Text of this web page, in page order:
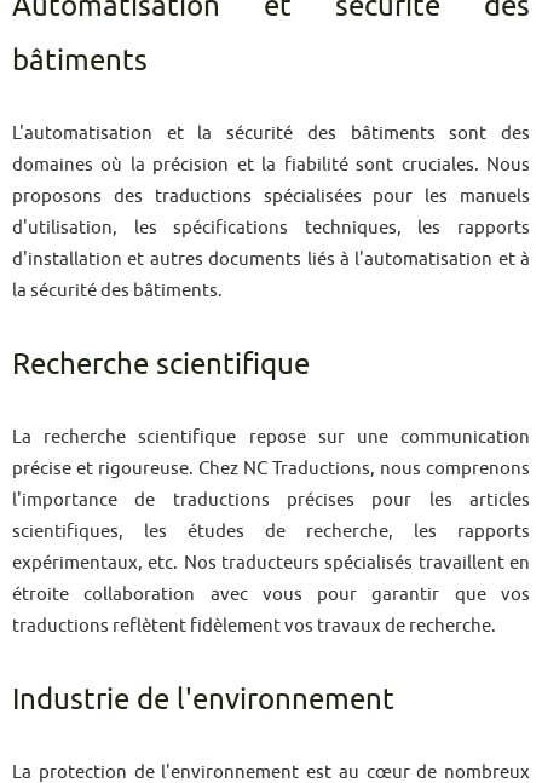
bâtiments
L'automatisation et la sécurité des bâtiments sont des
domaines où la précision et la fiabilité sont cruciales. Nous
proposons des traductions spécialisées pour les manuels
d'utilisation, les spécifications techniques, les rapports
d'installation et autres documents liés à l'automatisation et à
la sécurité des bâtiments.
Recherche scientifique
La recherche scientifique repose sur une communication
précise et rigoureuse. Chez NC Traductions, nous comprenons
l'importance de traductions précises pour les articles
scientifiques, les études de recherche, les rapports
expérimentaux, etc. Nos traducteurs spécialisés travaillent en
étroite collaboration avec vous pour garantir que vos
traductions reflètent fidèlement vos travaux de recherche.
Industrie de l'environnement
La protection de l'environnement est au cœur de nombreux